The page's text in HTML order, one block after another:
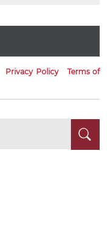
Privacy Policy
Terms of